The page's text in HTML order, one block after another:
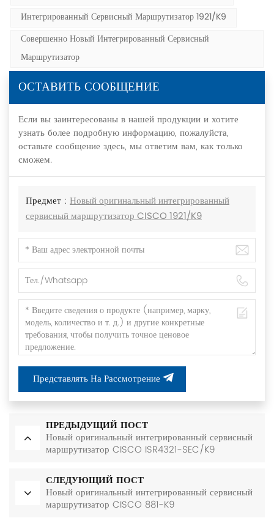
Интегрированный Сервисный Маршрутизатор 1921/K9
Совершенно Новый Интегрированный Сервисный
Маршрутизатор
ОСТАВИТЬ СООБЩЕНИЕ
Если вы заинтересованы в нашей продукции и хотите
узнать более подробную информацию, пожалуйста,
оставьте сообщение здесь, мы ответим вам, как только
сможем.
Предмет : Новый оригинальный интегрированный
сервисный маршрутизатор CISCO 1921/K9
Представлять На Рассмотрение
ПРЕДЫДУЩИЙ ПОСТ
Новый оригинальный интегрированный сервисный
маршрутизатор CISCO ISR4321-SEC/K9
СЛЕДУЮЩИЙ ПОСТ
Новый оригинальный интегрированный сервисный
маршрутизатор CISCO 881-K9